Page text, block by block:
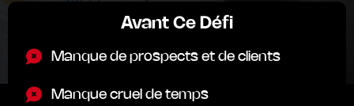
Avant Ce Défi
Manque de prospects et de clients
Manque cruel de temps